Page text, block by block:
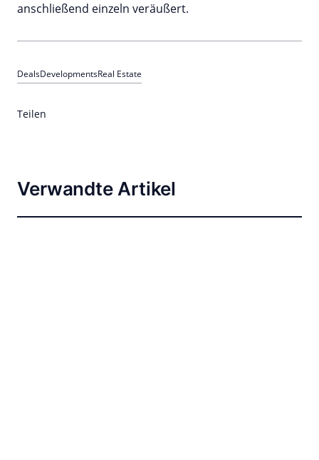
anschließend einzeln veräußert.
DealsDevelopmentsReal Estate
Teilen
Verwandte Artikel